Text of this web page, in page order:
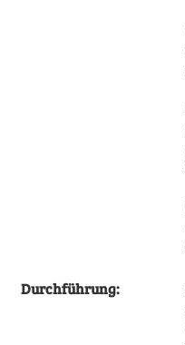
Durchführung: